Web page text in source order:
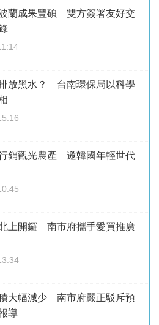
蘭成果豐碩 雙方簽署友好交
放黑水？ 台南環保局以科學
相
銷觀光農產 邀韓國年輕世代
上開鑼 南市府攜手愛買推廣
大幅減少 南市府嚴正駁斥預
導